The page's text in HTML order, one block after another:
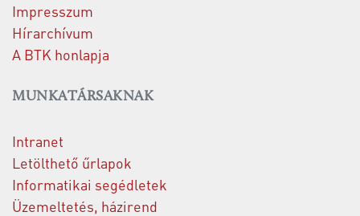
Impresszum
Hírarchívum
A BTK honlapja
MUNKATÁRSAKNAK
Intranet
Letölthető űrlapok
Informatikai segédletek
Üzemeltetés, házirend